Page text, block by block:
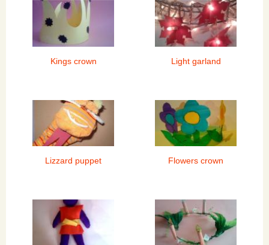
Kings crown Light garland
Lizzard puppet Flowers crown